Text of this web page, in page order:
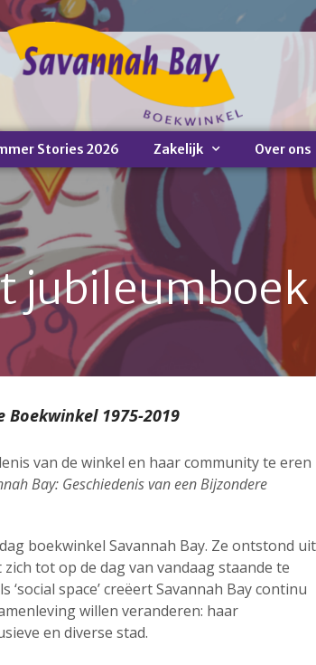
Stories 2026 Zakelijk Over ons
jubileumboek
Boekwinkel 1975-2019
van de winkel en haar community te eren
Bay: Geschiedenis van een Bijzondere
boekwinkel Savannah Bay. Ze ontstond uit
tot op de dag van vandaag staande te
space’ creëert Savannah Bay continu
willen veranderen: haar
en diverse stad.